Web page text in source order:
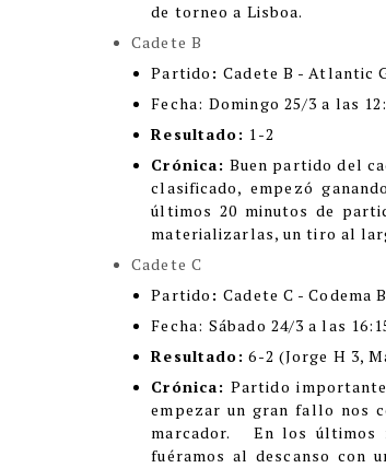
de torneo a Lisboa.
Cadete B
Partido :Cadete B - Atlantic
Fecha: Domingo 25/3 a las
Resultado: 1-2
Crónica: Buen partido del
clasificado, empezó
últimos 20 minutos de
materializarlas, un tiro al
Cadete C
Partido :Cadete C - Codema B
Fecha: Sábado 24/3 a las
Resultado: 6-2 (Jorge H 3,
Crónica: Partido
empezar un gran fallo nos
marcador. En los últimos
fuéramos al descanso con